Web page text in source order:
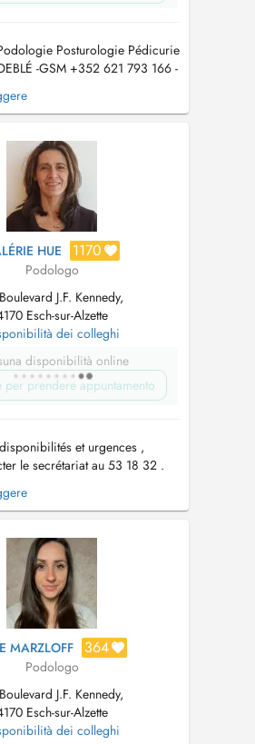
Posturologie Pédicurie
-GSM +352 621 793 166 -
RDV enfants, adolescents,
sportifs dans son cabinet.
exclusivement en espèces.
HUE 1170
Podologo
J.F. Kennedy,
Esch-sur-Alzette
dei colleghi
disponibilità online
per prendere appuntamento
et urgences ,
le secrétariat au 53 18 32 .
1er rendez-vous: - Ordonnance
rendus radios , examens
s...
MARZLOFF 364
Podologo
J.F. Kennedy,
Esch-sur-Alzette
dei colleghi